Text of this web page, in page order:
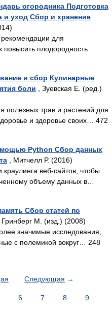
огородника Подготовка
и уход Сбор и хранение
для
повысить плодородность
и сбор Кулинарные
боли , Зуевская Е. (ред.)
полезных трав и растений для
и здоровье своих… 472
Python Сбор данных
, Митчелл Р. (2016)
веб-сайтов, чтобы
объему данных в…
Сбор статей по
, Гринберг М. (изд.) (2008)
значимые исследования,
с полемикой вокруг… 248
Следующая →
6 7 8
9